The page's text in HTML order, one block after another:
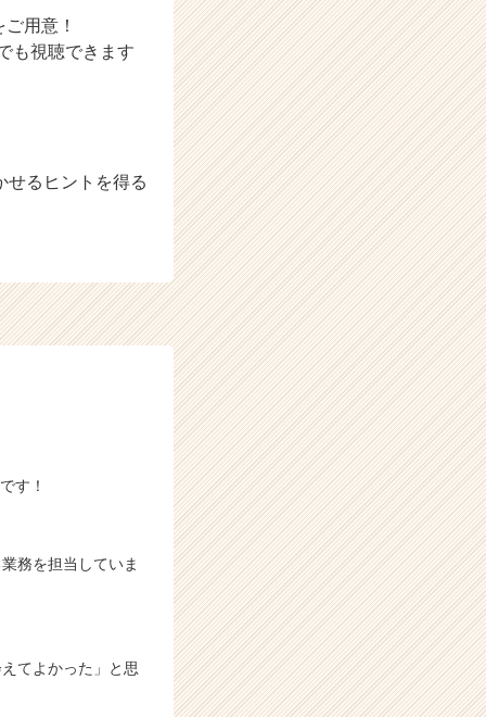
用意！
も視聴できます
せるヒントを得る
す！
務を担当していま
てよかった」と思